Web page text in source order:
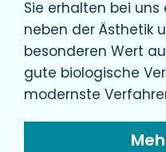
Sie erhalten bei uns
neben der Ästhetik
besonderen Wert
gute biologische
modernste